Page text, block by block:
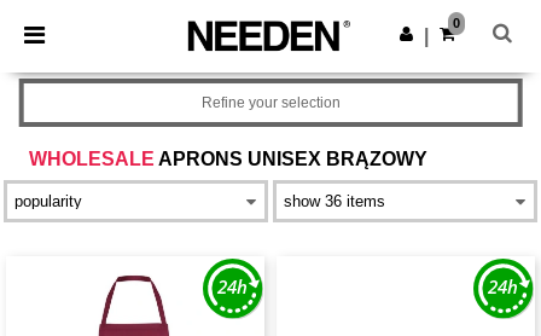
× Aplikacja Needen
Lepsze ceny w aplikacji!
Pobierz app
0
WHOLESALE APRONS UNISEX BRĄZOWY
Refine your selection